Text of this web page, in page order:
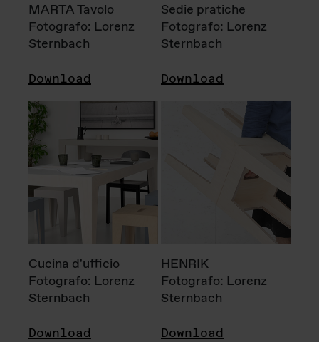
MARTA Tavolo
Fotografo: Lorenz
Sternbach
Download
Sedie pratiche
Fotografo: Lorenz
Sternbach
Download
Cucina d'ufficio
Fotografo: Lorenz
Sternbach
Download
HENRIK
Fotografo: Lorenz
Sternbach
Download